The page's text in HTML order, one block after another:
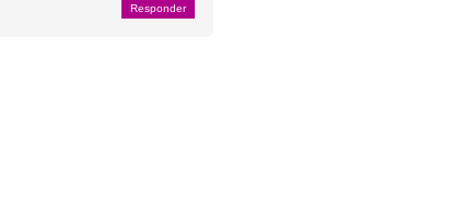
Responder